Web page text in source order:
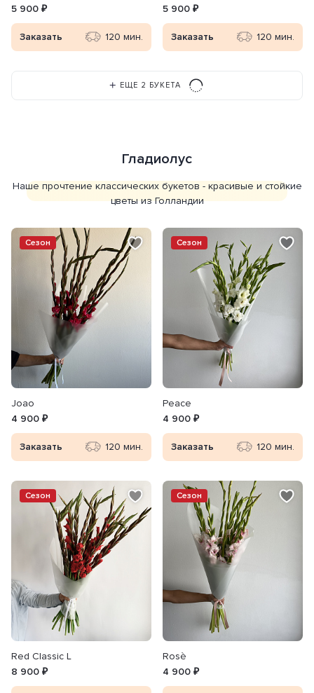
5 900 ₽
Заказать 120 мин.
5 900 ₽
Заказать 120 мин.
ЕЩЕ 2 БУКЕТА
Гладиолус
Наше прочтение классических букетов - красивые и стойкие
цветы из Голландии
Сезон
Joao
4 900 ₽
Заказать 120 мин.
Сезон
Peace
4 900 ₽
Заказать 120 мин.
Сезон
Red Classic L
8 900 ₽
Сезон
Rosè
4 900 ₽